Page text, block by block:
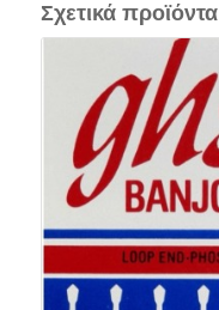
Σχετικά προϊόντα